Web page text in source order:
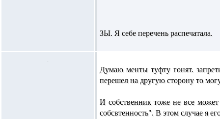
ЗЫ. Я себе перечень распечатала.
Думаю менты туфту гонят.
перешел на другую сторону то
И собственник тоже не все может
собсвтенность". В этом случае я